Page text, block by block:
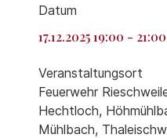
Datum
17.12.202519:00 - 21:00
Veranstaltungsort
Feuerwehr
Hechtloch,
Mühlbach,